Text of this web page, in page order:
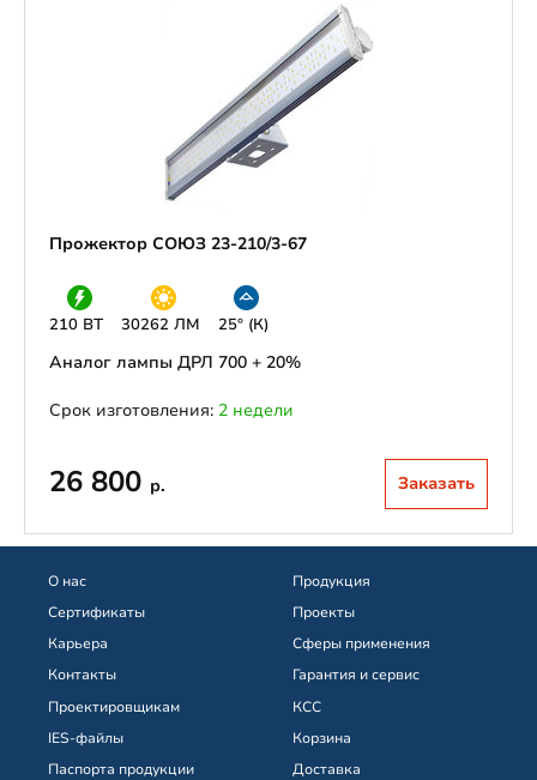
Прожектор СОЮЗ 23-210/3-67
210 ВТ 30262 ЛМ 25° (К)
Аналог лампы ДРЛ 700 + 20%
Срок изготовления: 2 недели
26 800 р. Заказать
О нас
Сертификаты
Карьера
Контакты
Продукция
Проекты
Сферы применения
Гарантия и сервис
Проектировщикам
IES-файлы
Паспорта продукции
КСС
Корзина
Доставка